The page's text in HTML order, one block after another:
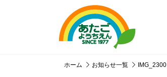
ホーム お知らせ一覧 IMG_2300